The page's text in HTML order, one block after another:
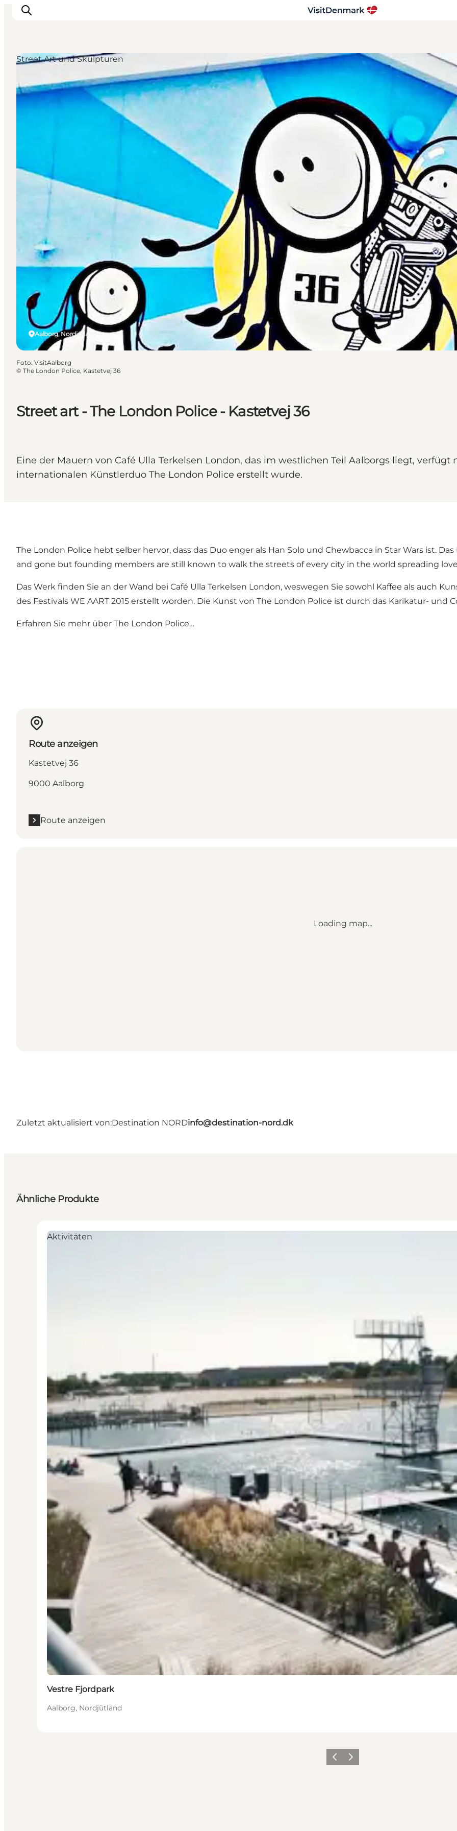
Inspiration
Regionen
Street art - The London Police - Kastetvej 36
Eine der Mauern von Café Ulla Terkelsen London, das im westlichen Teil Aalborgs liegt,
internationalen Künstlerduo The London Police erstellt wurde.
Aalborg, Nordjütland
Street Art und Skulpturen
Foto: VisitAalborg
© The London Police, Kastetvej 36
The London Police hebt selber hervor, dass das Duo enger als Han Solo und Chewbacca in Star Wars ist.
and gone but founding members are still known to walk the streets of every city in the world spreading
Das Werk finden Sie an der Wand bei Café Ulla Terkelsen London, weswegen Sie sowohl Kaffee als auch
des Festivals WE AART 2015 erstellt worden. Die Kunst von The London Police ist durch das Karikatur- und
Erfahren Sie mehr über The London Police…
Route anzeigen
Kastetvej 36
9000 Aalborg
Route anzeigen
Loading map...
Zuletzt aktualisiert von:Destination NORDinfo@destination-nord.dk
Ähnliche Produkte
Aktivitäten
Vestre Fjordpark
Aalborg, Nordjütland
ZurückWeiter